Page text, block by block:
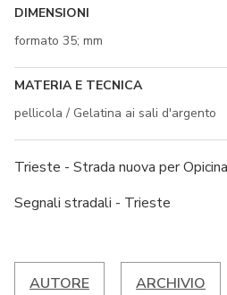
DIMENSIONI
formato 35; mm
MATERIA E TECNICA
pellicola / Gelatina ai sali d'argento
Trieste - Strada nuova per Opicina
Segnali stradali - Trieste
AUTORE ARCHIVIO